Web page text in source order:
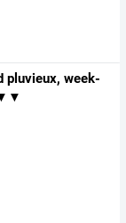
week-